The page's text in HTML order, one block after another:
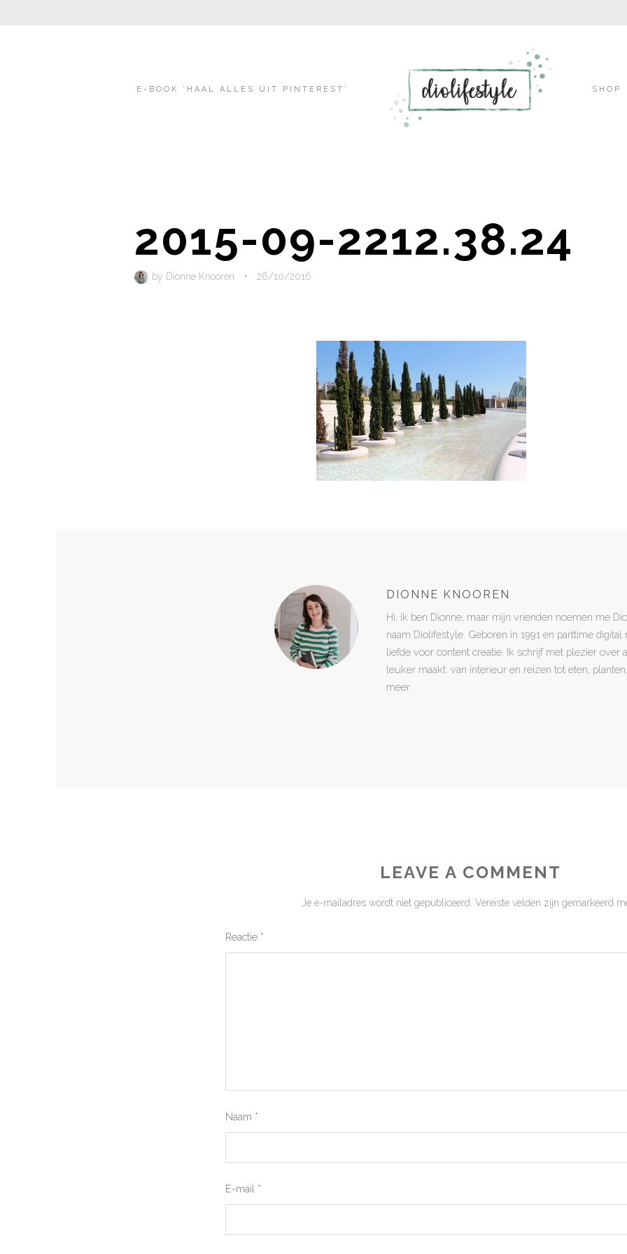
content
E-BOOK ‘HAAL ALLES UIT PINTEREST’ SHOP
2015-09-2212.38.24
by Dionne Knooren • 26/10/2016
DIONNE KNOOREN
Hi, ik ben Dionne, maar mijn vrienden noemen me
naam Diolifestyle. Geboren in 1991 en parttime
liefde voor content creatie. Ik schrijf met plezier over
leuker maakt: van interieur en reizen tot eten,
meer.
LEAVE A COMMENT
Je e-mailadres wordt niet gepubliceerd. Vereiste velden zijn gemarkeerd
Reactie *
Naam *
E-mail *